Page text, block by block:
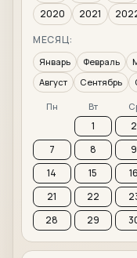
2020
2021
МЕСЯЦ:
Январь Февраль
Август
Сентябрь
Пн Вт
1 2
7
8 9
14
15 16
21
22
28
29